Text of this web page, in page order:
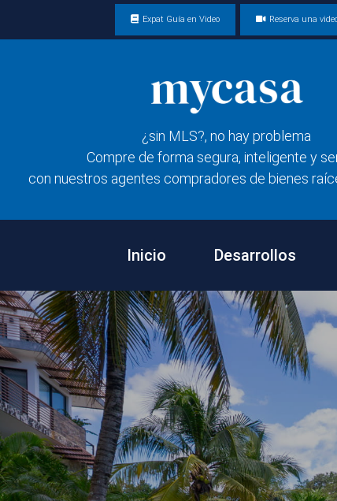
Expat Guía en Video Reserva una
¿sin MLS?, no hay problema
Compre de forma segura, inteligente y
con nuestros agentes compradores de bienes
Inicio Desarrollos